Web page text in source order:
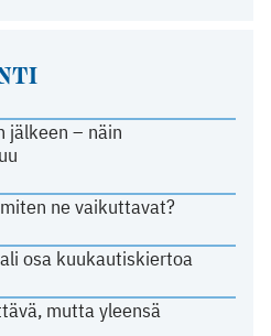
jälkeen – näin
ne vaikuttavat?
osa kuukautiskiertoa
mutta yleensä